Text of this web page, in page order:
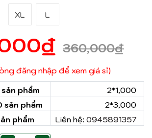
XL L
₫ 360,000₫
đăng nhập để xem giá sỉ)
phẩm
2*1,000
sản phẩm
2*3,000
phẩm
Liên hệ: 0945891357